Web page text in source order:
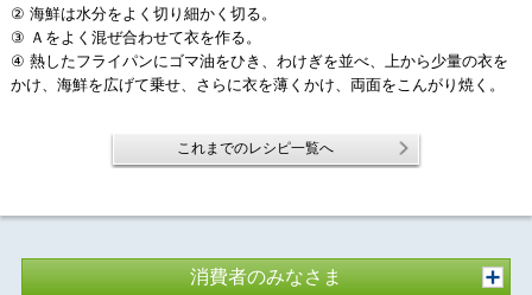
② 海鮮は水分をよく切り細かく切る。
③ Ａをよく混ぜ合わせて衣を作る。
④ 熱したフライパンにゴマ油をひき、わけぎを並べ、上から少量の衣を
かけ、海鮮を広げて乗せ、さらに衣を薄くかけ、両面をこんがり焼く。
これまでのレシピ一覧へ
消費者のみなさま